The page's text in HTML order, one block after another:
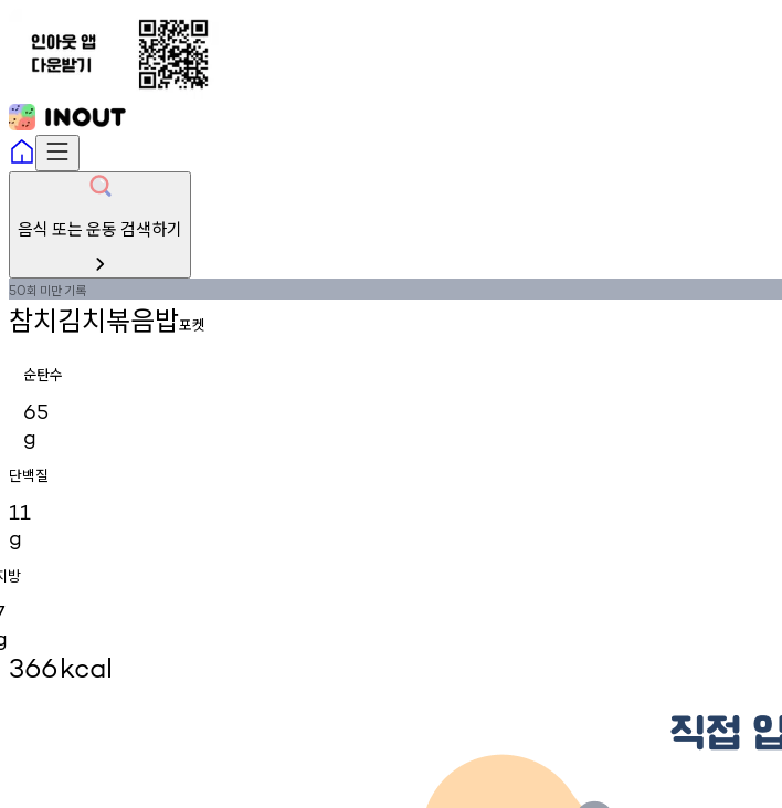
음식 또는 운동 검색하기
50회 미만기록
참치김치볶음밥포켓
순탄수
65
g
단백질
11
g
방
366kcal